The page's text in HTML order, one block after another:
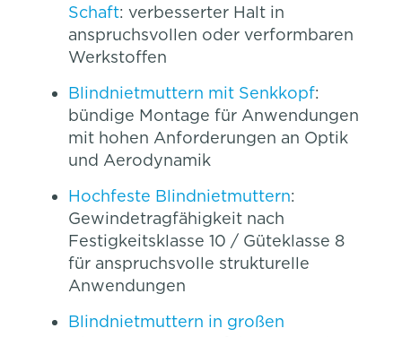
Schaft: verbesserter Halt in
anspruchsvollen oder verformbaren
Werkstoffen
Blindnietmuttern mit Senkkopf:
bündige Montage für Anwendungen
mit hohen Anforderungen an Optik
und Aerodynamik
Hochfeste Blindnietmuttern:
Gewindetragfähigkeit nach
Festigkeitsklasse 10 / Güteklasse 8
für anspruchsvolle strukturelle
Anwendungen
Blindnietmuttern in großen